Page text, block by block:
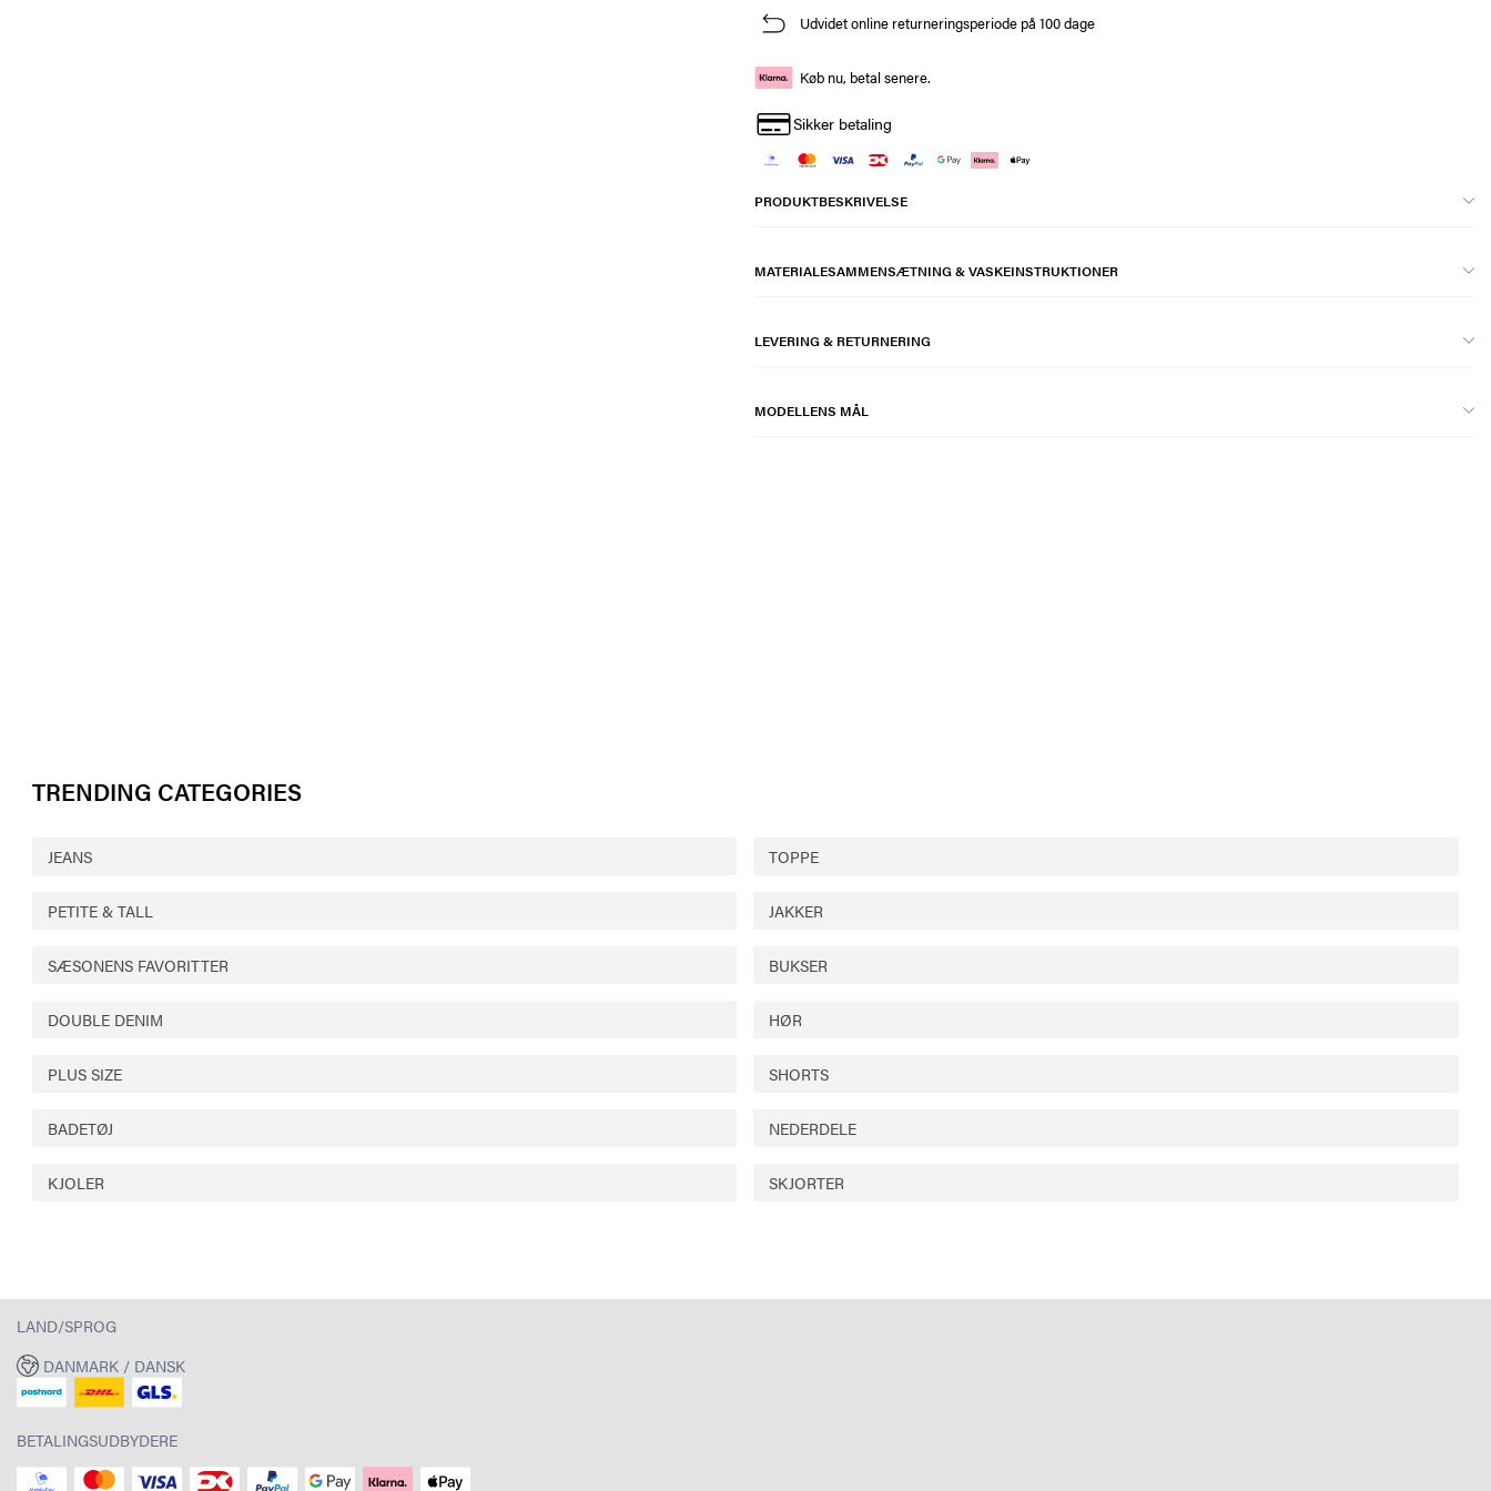
Udvidet online returneringsperiode på 100 dage
Køb nu, betal senere.
Sikker betaling
PRODUKTBESKRIVELSE
MATERIALESAMMENSÆTNING & VASKEINSTRUKTIONER
LEVERING & RETURNERING
MODELLENS MÅL
TRENDING CATEGORIES
JEANS TOPPE
PETITE & TALL JAKKER
SÆSONENS FAVORITTER BUKSER
DOUBLE DENIM HØR
PLUS SIZE SHORTS
BADETØJ NEDERDELE
KJOLER SKJORTER
LAND/SPROG
DANMARK / DANSK
BETALINGSUDBYDERE